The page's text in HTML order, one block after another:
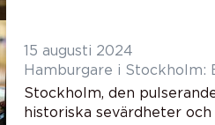
15 augusti 2024
Hamburgare i Stockholm:
Stockholm, den
historiska sevärdheter